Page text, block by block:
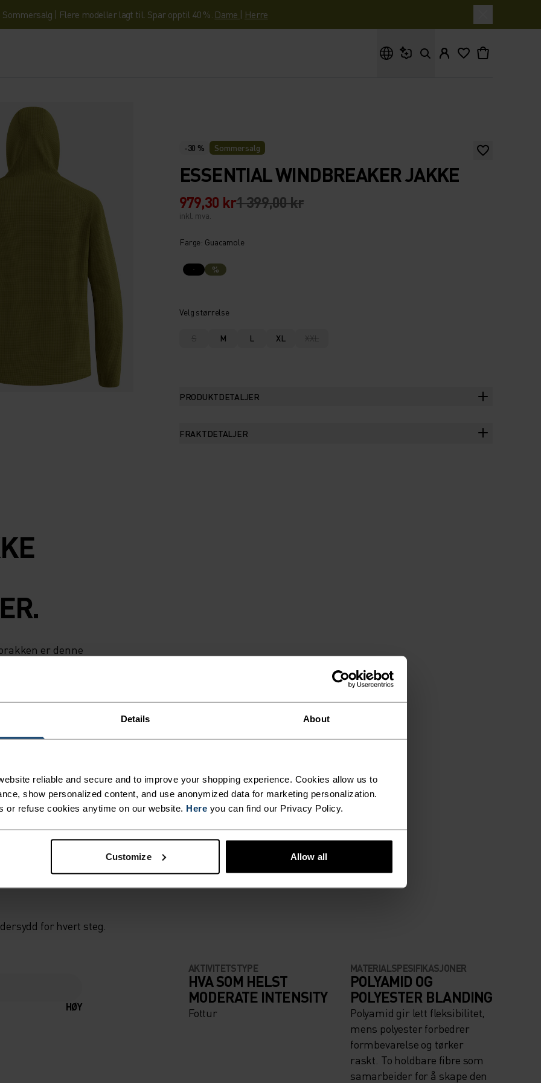
Details About
reliable and secure and to improve your shopping experience. Cookies allow us to
show personalized content, and use anonymized data for marketing personalization.
or refuse cookies anytime on our website. Here you can find our Privacy Policy.
Customize Allow all
Sommersalg | Flere modeller lagt til. Spar opptil 40 %. Dame | Herre
-30 % Sommersalg
ESSENTIAL WINDBREAKER JAKKE
979,30 kr1 399,00 kr
inkl. mva.
Farge: Guacamole
%
Velg størrelse
S M L XL XXL
PRODUKTDETALJER
FRAKTDETALJER
er denne
har å by på.
som
og den
og
kort og
veier nesten
for hvert steg.
HØY
AKTIVITETSTYPE
HVA SOM HELST
MODERATE INTENSITY
Fottur
MATERIALSPESIFIKASJONER
POLYAMID OG
POLYESTER BLANDING
Polyamid gir lett fleksibilitet,
mens polyester forbedrer
formbevarelse og tørker
raskt. To holdbare fibre som
samarbeider for å skape den